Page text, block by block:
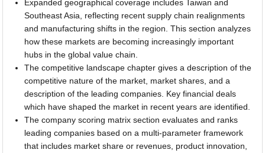
Expanded geographical coverage includes Taiwan and
Southeast Asia, reflecting recent supply chain realignments
and manufacturing shifts in the region. This section analyzes
how these markets are becoming increasingly important
hubs in the global value chain.
The competitive landscape chapter gives a description of the
competitive nature of the market, market shares, and a
description of the leading companies. Key financial deals
which have shaped the market in recent years are identified.
The company scoring matrix section evaluates and ranks
leading companies based on a multi-parameter framework
that includes market share or revenues, product innovation,